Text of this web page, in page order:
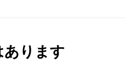
あります